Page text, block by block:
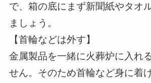
で、箱の底にまず新聞紙やタオ
ましょう。
【首輪などは外す】
金属製品を一緒に火葬炉に入れ
せん。そのため首輪など身に着